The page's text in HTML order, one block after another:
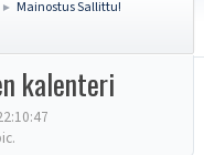
► Mainostus Sallittu!
kalenteri